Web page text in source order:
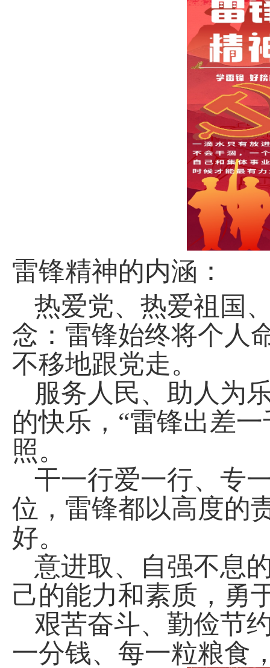
雷锋精神的内涵 ：
热爱党、热爱祖国
念：雷锋始终将个人
不移地跟党走。
服务人民、助人为
的快乐，“雷锋出差
照。
干一行爱一行、专
位，雷锋都以高度的
好。
意进取、自强不息
己的能力和素质，勇
艰苦奋斗、勤俭节
一分钱、每一粒粮食